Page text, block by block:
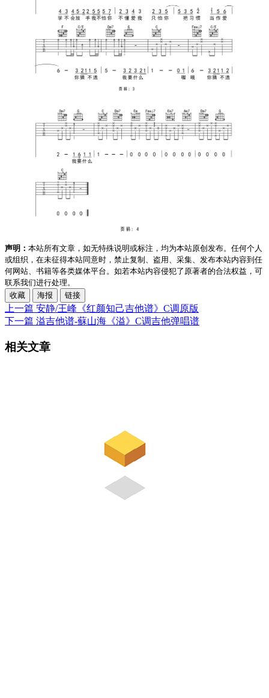
声明： 本站所有文章，如无特殊说明或标注，均为本站原创发布。任何个人
或组织，在未征得本站同意时，禁止复制、盗用、采集、发布本站内容到任
何网站、书籍等各类媒体平台。如若本站内容侵犯了原著者的合法权益，可
联系我们进行处理。
收藏
海报 链接
上一篇 安静/王峰《红颜知己吉他谱》C调原版
下一篇 溢吉他谱-蘇山海《溢》C调吉他弹唱谱
相关文章